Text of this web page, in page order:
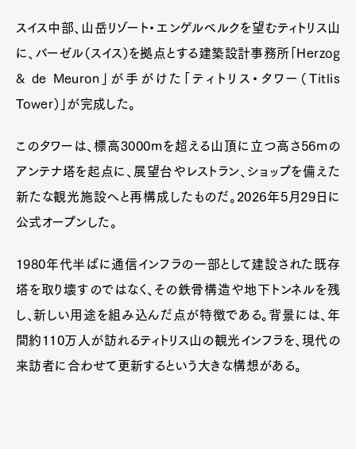
スイス中部、山岳リゾート・エンゲルベルクを望むティトリス山
に、バーゼル（スイス）を拠点とする建築設計事務所「Herzog
& de Meuron」が手がけた「ティトリス・タワー（Titlis
Tower）」が完成した。
このタワーは、標高3000mを超える山頂に立つ高さ56mの
アンテナ塔を起点に、展望台やレストラン、ショップを備えた
新たな観光施設へと再構成したものだ。2026年5月29日に
公式オープンした。
1980年代半ばに通信インフラの一部として建設された既存
塔を取り壊すのではなく、その鉄骨構造や地下トンネルを残
し、新しい用途を組み込んだ点が特徴である。背景には、年
間約110万人が訪れるティトリス山の観光インフラを、現代の
来訪者に合わせて更新するという大きな構想がある。